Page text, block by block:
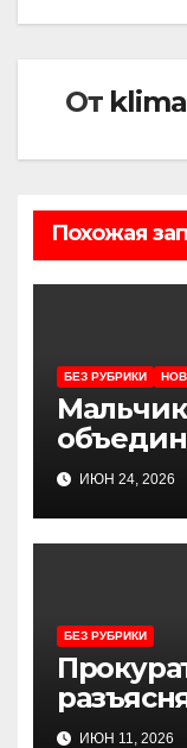
От
Похожая
БЕЗ РУБРИКИ
Кавказ
ИЮН 24, 2026
БЕЗ РУБРИКИ
ИЮН 11, 2026